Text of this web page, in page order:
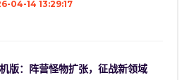
04-14 13:29:17
版：阵营怪物扩张，征战新领域